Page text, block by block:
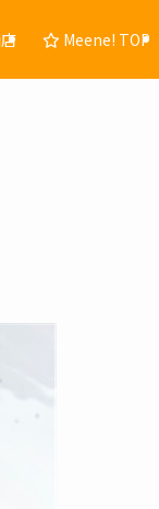
Meene! TOP